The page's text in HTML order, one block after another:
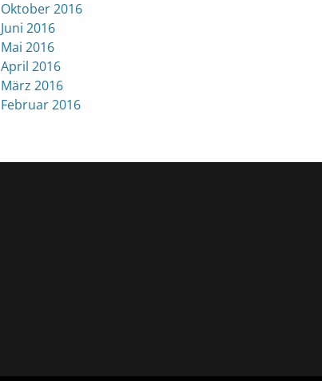
Oktober 2016
Juni 2016
Mai 2016
April 2016
März 2016
Februar 2016